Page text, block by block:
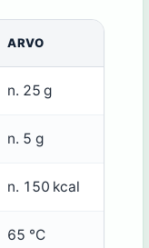
ARVO
n. 25 g
n. 5 g
n. 150 kcal
65 °C